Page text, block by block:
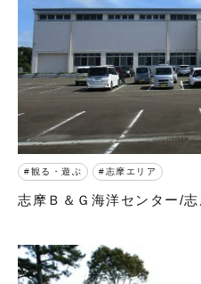
観る・遊ぶ 志摩エリア
志摩Ｂ＆Ｇ海洋センター/